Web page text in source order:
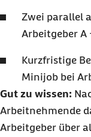
Zwei parallel
Arbeitgeber A
Kurzfristige
Minijob bei
Gut zu wissen:
Arbeitnehmende
Arbeitgeber über